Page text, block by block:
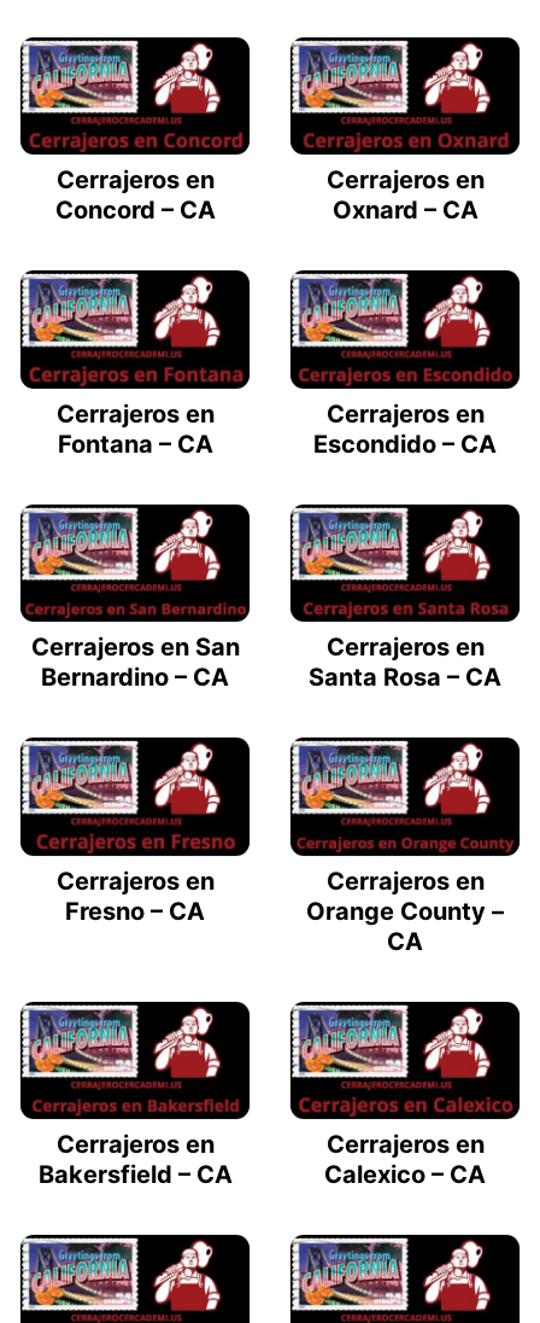
Cerrajeros en
Concord – CA
Cerrajeros en
Oxnard – CA
Cerrajeros en
Fontana – CA
Cerrajeros en
Escondido – CA
Cerrajeros en San
Bernardino – CA
Cerrajeros en
Santa Rosa – CA
Cerrajeros en
Fresno – CA
Cerrajeros en
Orange County –
CA
Cerrajeros en
Bakersfield – CA
Cerrajeros en
Calexico – CA